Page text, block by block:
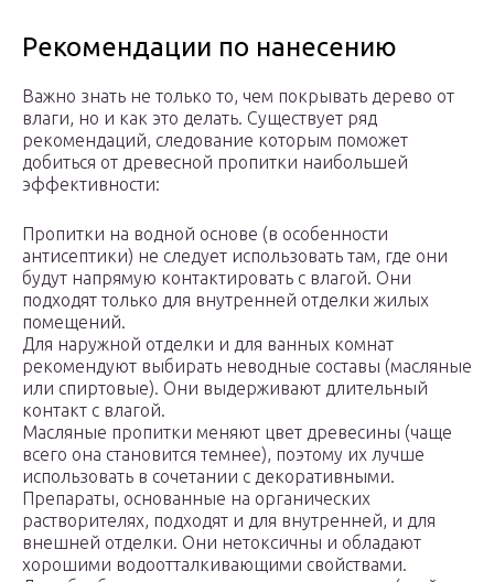
Рекомендации по нанесению
Важно знать не только то, чем покрывать дерево от
влаги, но и как это делать. Существует ряд
рекомендаций, следование которым поможет
добиться от древесной пропитки наибольшей
эффективности:
Пропитки на водной основе (в особенности
антисептики) не следует использовать там, где они
будут напрямую контактировать с влагой. Они
подходят только для внутренней отделки жилых
помещений.
Для наружной отделки и для ванных комнат
рекомендуют выбирать неводные составы (масляные
или спиртовые). Они выдерживают длительный
контакт с влагой.
Масляные пропитки меняют цвет древесины (чаще
всего она становится темнее), поэтому их лучше
использовать в сочетании с декоративными.
Препараты, основанные на органических
растворителях, подходят и для внутренней, и для
внешней отделки. Они нетоксичны и обладают
хорошими водоотталкивающими свойствами.